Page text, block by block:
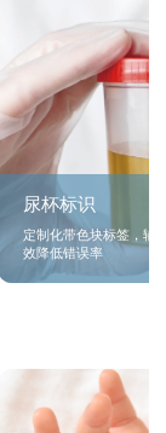
尿杯标识
定制化带色块标签，辅
效降低错误率